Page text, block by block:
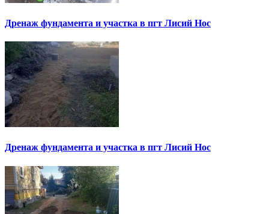
Дренаж фундамента и участка в пгт Лисий Нос
Дренаж фундамента и участка в пгт Лисий Нос